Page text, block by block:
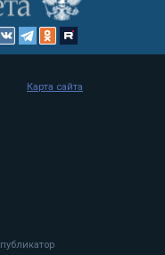
Карта сайта